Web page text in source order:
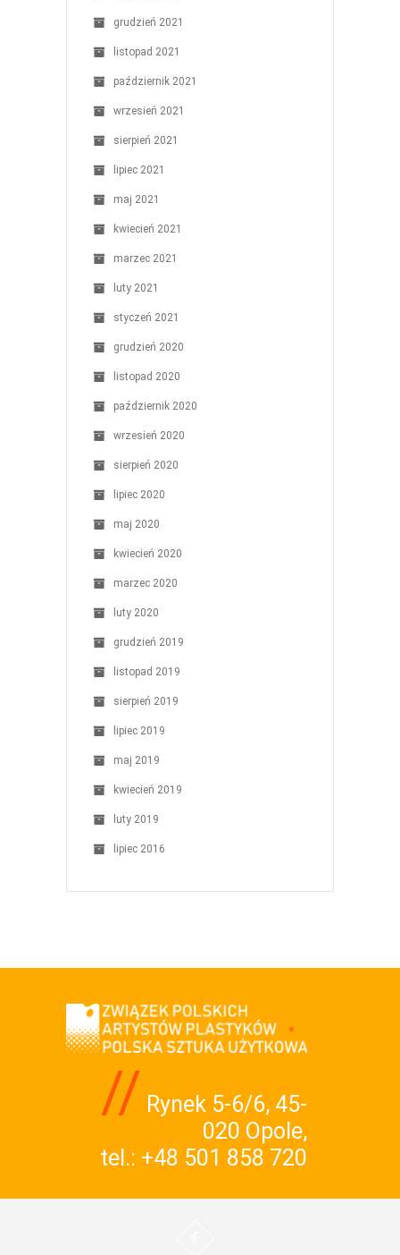
grudzień 2021
listopad 2021
październik 2021
wrzesień 2021
sierpień 2021
lipiec 2021
maj 2021
kwiecień 2021
marzec 2021
luty 2021
styczeń 2021
grudzień 2020
listopad 2020
październik 2020
wrzesień 2020
sierpień 2020
lipiec 2020
maj 2020
kwiecień 2020
marzec 2020
luty 2020
grudzień 2019
listopad 2019
sierpień 2019
lipiec 2019
maj 2019
kwiecień 2019
luty 2019
lipiec 2016
// Rynek 5-6/6, 45-
020 Opole,
tel.: +48 501 858 720